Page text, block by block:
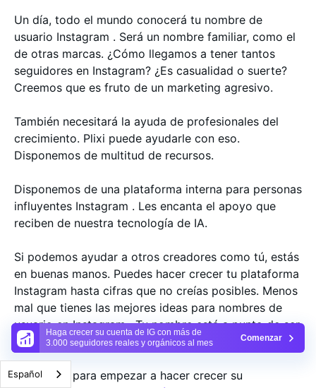
Haga crecer su cuenta de IG con más de
3.000 seguidores reales y orgánicos al mes
Comenzar
Un día, todo el mundo conocerá tu nombre de
usuario Instagram . Será un nombre familiar, como el
de otras marcas. ¿Cómo llegamos a tener tantos
seguidores en Instagram? ¿Es casualidad o suerte?
Creemos que es fruto de un marketing agresivo.
También necesitará la ayuda de profesionales del
crecimiento. Plixi puede ayudarle con eso.
Disponemos de multitud de recursos.
Disponemos de una plataforma interna para personas
influyentes Instagram . Les encanta el apoyo que
reciben de nuestra tecnología de IA.
Si podemos ayudar a otros creadores como tú, estás
en buenas manos. Puedes hacer crecer tu plataforma
Instagram hasta cifras que no creías posibles. Menos
mal que tienes las mejores ideas para nombres de
usuario en Instagram . Tu nombre está a punto de ser
enorme. Bueno, será enorme con nuestra ayuda.
¿Está listo para empezar a hacer crecer su
Español